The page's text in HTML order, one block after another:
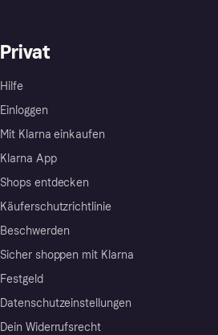
Privat
Hilfe
Einloggen
Mit Klarna einkaufen
Klarna App
Shops entdecken
Käuferschutzrichtlinie
Beschwerden
Sicher shoppen mit Klarna
Festgeld
Datenschutzeinstellungen
Dein Widerrufsrecht